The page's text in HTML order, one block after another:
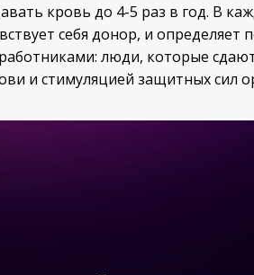
кровь до 4-5 раз в год. В
себя донор, и
люди, которые
и стимуляцией защитных сил